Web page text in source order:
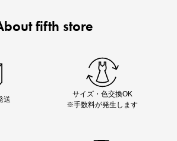
今
fifth store
送
サイズ・色交換OK
※手数料が発生します